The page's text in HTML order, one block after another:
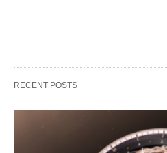
RECENT POSTS